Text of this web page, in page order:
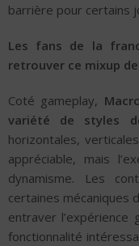
barrière pour certains
Les fans de la
retrouver ce mixup
Coté gameplay,
variété de styles
horizontales,
appréciable, mais
dynamisme. Les
certaines mécaniques
entraver l’expérience
fonctionnalité